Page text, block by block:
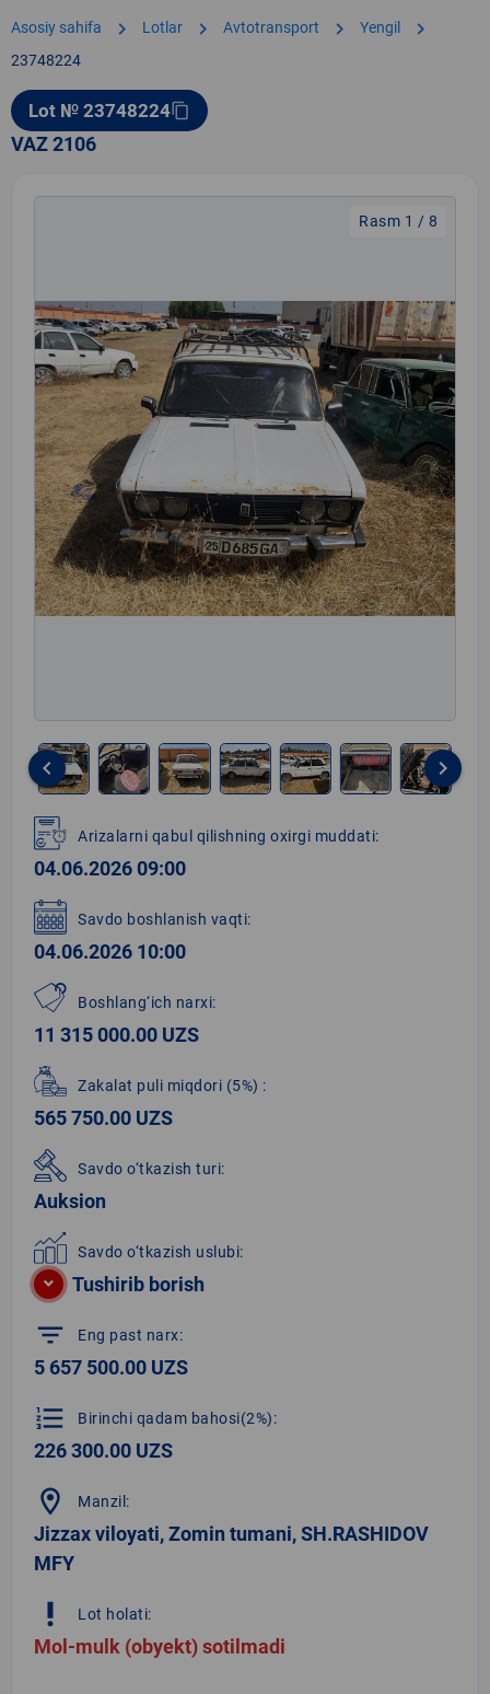
Asosiy sahifa chevron_right Lotlar chevron_right Avtotransport chevron_right Yengil chevron_right
23748224
Lot № 23748224content_copy
VAZ 2106
Rasm 1 / 8
1
of
8
keyboard_arrow_left keyboard_arrow_right
Arizalarni qabul qilishning oxirgi muddati:
04.06.2026 09:00
Savdo boshlanish vaqti:
04.06.2026 10:00
Boshlang‘ich narxi:
11 315 000.00 UZS
Zakalat puli miqdori (5%) :
565 750.00 UZS
Savdo o‘tkazish turi:
Auksion
Savdo o‘tkazish uslubi:
Tushirib borish
filter_list Eng past narx:
5 657 500.00 UZS
format_list_numbered Birinchi qadam bahosi(2%):
226 300.00 UZS
location_on Manzil:
Jizzax viloyati, Zomin tumani, SH.RASHIDOV
MFY
priority_high Lot holati:
Mol-mulk (obyekt) sotilmadi